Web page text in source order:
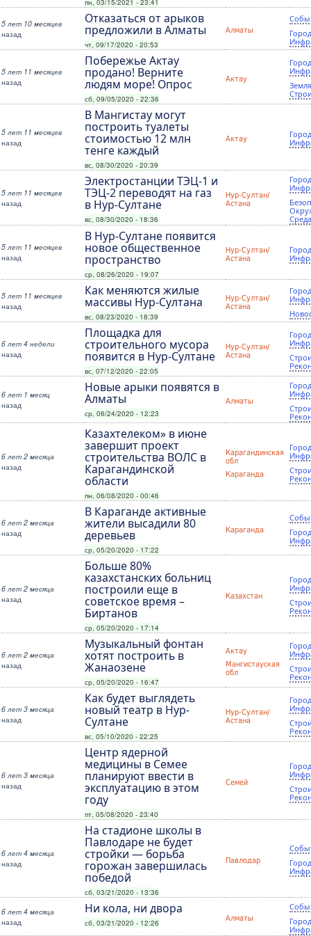
пн, 03/15/2021 - 23:41
5 лет 10 месяцев
назад
Отказаться от арыков
предложили в Алматы
чт, 09/17/2020 - 20:53
Алматы
5 лет 11 месяцев
назад
Побережье Актау
продано! Верните
людям море! Опрос
сб, 09/05/2020 - 22:36
Актау
5 лет 11 месяцев
назад
В Мангистау могут
построить туалеты
стоимостью 12 млн
тенге каждый
вс, 08/30/2020 - 20:39
Актау
5 лет 11 месяцев
назад
Электростанции ТЭЦ-1 и
ТЭЦ-2 переводят на газ
в Нур-Султане
вс, 08/30/2020 - 18:36
Нур-Султан/
Астана
5 лет 11 месяцев
назад
В Нур-Султане появится
новое общественное
пространство
ср, 08/26/2020 - 19:07
Нур-Султан/
Астана
5 лет 11 месяцев
назад
Как меняются жилые
массивы Нур-Султана
вс, 08/23/2020 - 18:39
Нур-Султан/
Астана
6 лет 4 недели
назад
Площадка для
строительного мусора
появится в Нур-Султане
вс, 07/12/2020 - 22:05
Нур-Султан/
Астана
6 лет 1 месяц
назад
Новые арыки появятся в
Алматы
ср, 06/24/2020 - 12:23
Алматы
6 лет 2 месяца
назад
Казахтелеком» в июне
завершит проект
строительства ВОЛС в
Карагандинской
области
пн, 06/08/2020 - 00:46
Карагандинская
обл
Караганда
6 лет 2 месяца
назад
В Караганде активные
жители высадили 80
деревьев
ср, 05/20/2020 - 17:22
Караганда
6 лет 2 месяца
назад
Больше 80%
казахстанских больниц
построили еще в
советское время –
Биртанов
ср, 05/20/2020 - 17:14
Казахстан
6 лет 2 месяца
назад
Музыкальный фонтан
хотят построить в
Жанаозене
ср, 05/20/2020 - 16:47
Актау
Мангистауская
обл
6 лет 3 месяца
назад
Как будет выглядеть
новый театр в Нур-
Султане
вс, 05/10/2020 - 22:25
Нур-Султан/
Астана
6 лет 3 месяца
назад
Центр ядерной
медицины в Семее
планируют ввести в
эксплуатацию в этом
году
пт, 05/08/2020 - 23:40
Семей
6 лет 4 месяца
назад
На стадионе школы в
Павлодаре не будет
стройки — борьба
горожан завершилась
победой
сб, 03/21/2020 - 13:36
Павлодар
6 лет 4 месяца
назад
Ни кола, ни двора
сб, 03/21/2020 - 12:26 Алматы